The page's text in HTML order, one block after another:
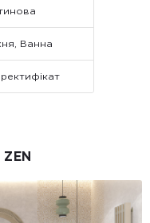
Ванна